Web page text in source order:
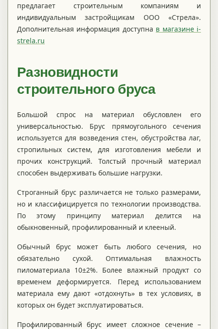
предлагает строительным компаниям и
индивидуальным застройщикам ООО «Стрела».
Дополнительная информация доступна в магазине i-
strela.ru
Разновидности
строительного бруса
Большой спрос на материал обусловлен его
универсальностью. Брус прямоугольного сечения
используется для возведения стен, обустройства лаг,
стропильных систем, для изготовления мебели и
прочих конструкций. Толстый прочный материал
способен выдерживать большие нагрузки.
Строганный брус различается не только размерами,
но и классифицируется по технологии производства.
По этому принципу материал делится на
обыкновенный, профилированный и клееный.
Обычный брус может быть любого сечения, но
обязательно сухой. Оптимальная влажность
пиломатериала 10±2%. Более влажный продукт со
временем деформируется. Перед использованием
материала ему дают «отдохнуть» в тех условиях, в
которых он будет эксплуатироваться.
Профилированный брус имеет сложное сечение –